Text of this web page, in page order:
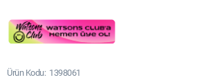
Ürün Kodu 1398061